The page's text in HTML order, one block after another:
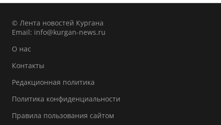
© Лента новостей Кургана
Email: info@kurgan-news.ru
О нас
Контакты
Редакционная политика
Политика конфиденциальности
Правила пользования сайтом